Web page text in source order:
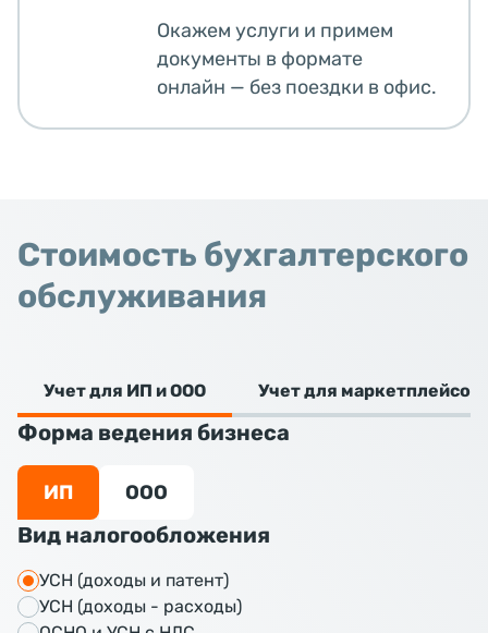
Окажем услуги и примем
документы в формате
онлайн — без поездки в офис.
Стоимость бухгалтерского
обслуживания
Учет для ИП и ООО Учет для маркетплейсов
Форма ведения бизнеса
ИП ООО
Вид налогообложения
УСН (доходы и патент)
УСН (доходы - расходы)